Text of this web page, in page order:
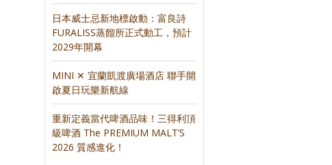
日本威士忌新地標啟動：富良詩
FURALISS蒸餾所正式動工，預計
2029年開幕
MINI ✕ 宜蘭凱渡廣場酒店 聯手開
啟夏日玩樂新航線
重新定義當代啤酒品味！三得利頂
級啤酒 The PREMIUM MALT’S
2026 質感進化！